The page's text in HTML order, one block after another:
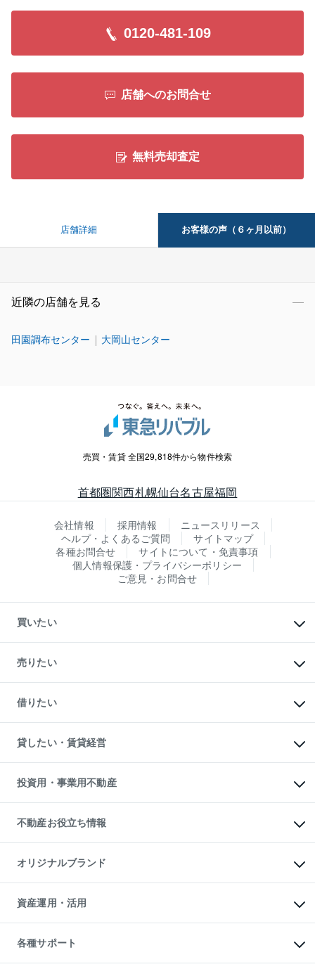
0120-481-109
店舗へのお問合せ
無料売却査定
店舗詳細 お客様の声（６ヶ月以前）
近隣の店舗を見る
田園調布センター 大岡山センター
売買・賃貸 全国29,818件から物件検索
首都圏関西札幌仙台名古屋福岡
会社情報 採用情報
ニュースリリース
ヘルプ・よくあるご質問
サイトマップ
各種お問合せ
サイトについて・免責事項
個人情報保護・プライバシーポリシー
ご意見・お問合せ
買いたい
新築・分譲マンションの購入
中古マンションの購入
一戸建ての購入
中古一戸建ての購入
不動産購入の流れ
注目キーワード物件特集
購入ガイド
English 繁体中文簡体中文
売りたい
一戸建ての売却・査定
土地の売却・査定
スピードAI査定
不動産査定について
不動産売却の流れ
不動産買換えの流れ
売却ガイド
借りたい
オフィス・店舗の賃貸
借りるときの流れ
借りるガイド
貸したい・賃貸経営
マンション賃料データ
賃貸管理プラン
リロケーションについて
貸すガイド
投資用・事業用不動産
事業用不動産
マンション投資
投資用マンション
アパート経営
収益物件
ビル購入（ビル一棟）
投資用不動産の売却査定
事業用不動産の売却査定
不動産お役立ち情報
マンションライブラリー
人気マンションランキング
暮らしに役立つ不動産メディア
不動産相場・不動産価格情報
不動産コラム・ニュース
不動産用語集
不動産なんでもネット相談室
住まいの税金
オリジナルブランド
一棟リノベーションマンション
L`GENTE（ルジェンテ）
区分リノベーションマンション
投資用一棟レジデンスWELL
不動産小口投資
資産運用・活用
不動産M&A
アセットマネジメント・出資
各種サポート